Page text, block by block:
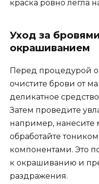
краcка ровно легла
Уход за
окрашиванием
Перед процедурой
очиcтите брови от
деликатное
Затем проведите
например, нанесите
обработайте
компонентами.​ Это
к окрашиванию и
раздражения.​